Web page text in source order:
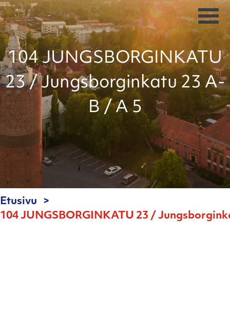
104 JUNGSBORGINKATU
23 / Jungsborginkatu 23 A-
B / A 5
Etusivu
104 JUNGSBORGINKATU 23 /